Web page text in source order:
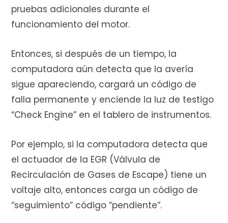
pruebas adicionales durante el
funcionamiento del motor.
Entonces, si después de un tiempo, la
computadora aún detecta que la avería
sigue apareciendo, cargará un código de
falla permanente y enciende la luz de testigo
“Check Engine” en el tablero de instrumentos.
Por ejemplo, si la computadora detecta que
el actuador de la EGR (Válvula de
Recirculación de Gases de Escape) tiene un
voltaje alto, entonces carga un código de
“seguimiento” código “pendiente”.